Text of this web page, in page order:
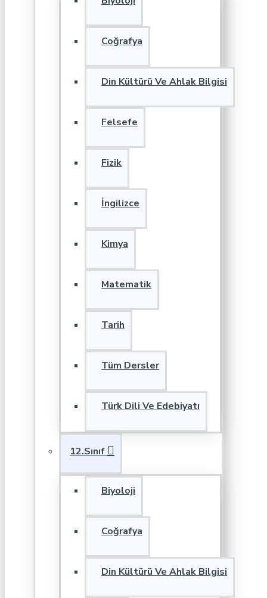
Coğrafya
Din Kültürü Ve Ahlak Bilgisi
Felsefe
Fizik
İngilizce
Kimya
Matematik
Tarih
Tüm Dersler
Türk Dili Ve Edebiyatı
12.Sınıf
Biyoloji
Coğrafya
Din Kültürü Ve Ahlak Bilgisi